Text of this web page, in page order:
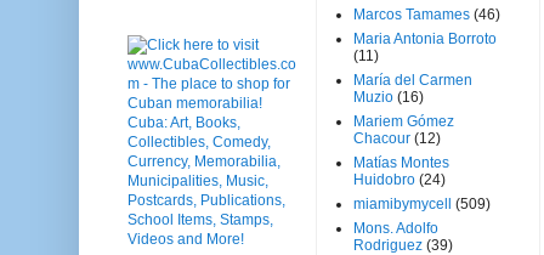
Marcos Tamames (46)
Maria Antonia Borroto
(11)
María del Carmen
Muzio (16)
Mariem Gómez
Chacour (12)
Matías Montes
Huidobro (24)
miamibymycell
(509)
Mons. Adolfo
Rodriguez (39)